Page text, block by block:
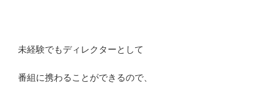
未経験でもディレクターとして
番組に携わることができるので、